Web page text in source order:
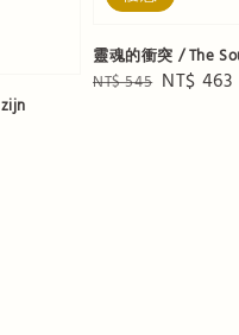
靈魂的衝突 / The
Regular
NT$ 545 Sale
NT$ 463